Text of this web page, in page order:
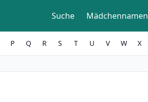
Suche Mädchennamen
P Q R S T U V W X